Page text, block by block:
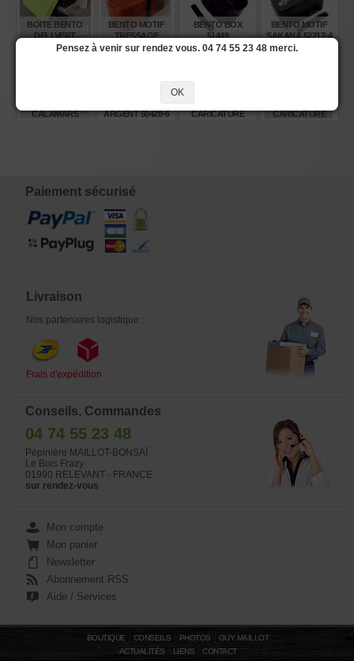
BOITE BENTO
DELI VERT
POMME
BENTO MOTIF
TRESSAGE
ORANGÉ 519228
BENTO BOX
51449
BENTO MOTIF
SAKANA 52217-4
CALAMARS
BENTO OR ET
ARGENT 50428-6
CARICATURE
CARICATURE
Paiement sécurisé
Livraison
Nos partenaires logistique :
Frais d'expédition
Conseils, Commandes
04 74 55 23 48
Pépinière MAILLOT-BONSAÏ
Le Bois Frazy
01990 RELEVANT - FRANCE
sur rendez-vous
Mon compte
Mon panier
Newsletter
Abonnement RSS
Aide / Services
BOUTIQUE CONSEILS PHOTOS
GUY MAILLOT
ACTUALITÉS
LIENS CONTACT
Pensez à venir sur rendez vous. 04 74 55 23 48 merci.
OK